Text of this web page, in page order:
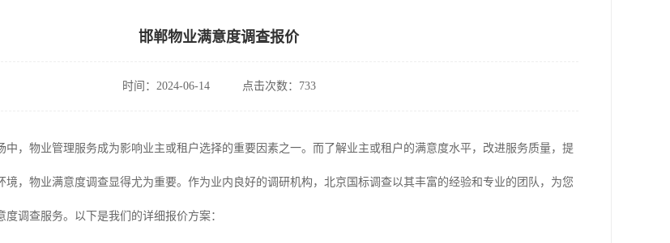
邯郸物业满意度调查报价
时间：2024-06-14 点击次数：733
中，物业管理服务成为影响业主或租户选择的重要因素之一。而了解业主或租户的满意度水平，改进服务质量，提
境，物业满意度调查显得尤为重要。作为业内良好的调研机构，北京国标调查以其丰富的经验和专业的团队，为您
调查服务。以下是我们的详细报价方案：